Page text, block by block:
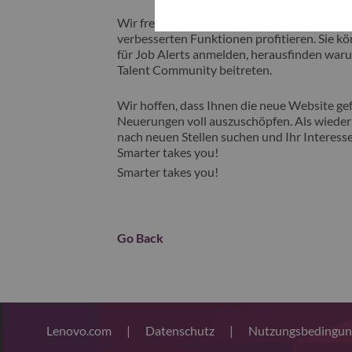
Wir freuen uns, Ihnen unsere neue
verbesserten Funktionen profitieren. Sie
für Job Alerts anmelden, herausfinden
Talent Community beitreten.
Wir hoffen, dass Ihnen die neue Website
Neuerungen voll auszuschöpfen. Als
nach neuen Stellen suchen und Ihr
Smarter takes you!
Smarter takes you!
Go Back
Lenovo.com | Datenschutz |